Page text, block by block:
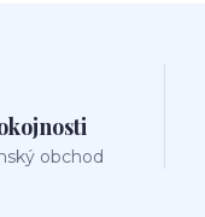
obchod